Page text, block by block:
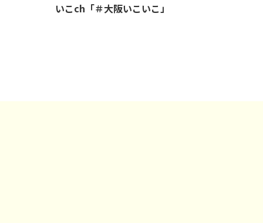
いこch「＃大阪いこいこ」